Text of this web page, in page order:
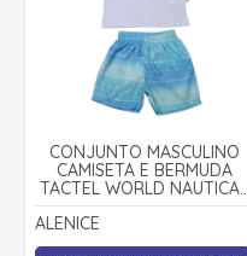
CONJUNTO MASCULINO
CAMISETA E BERMUDA
TACTEL WORLD NAUTICAL
72301 - ALENICE
ALENICE